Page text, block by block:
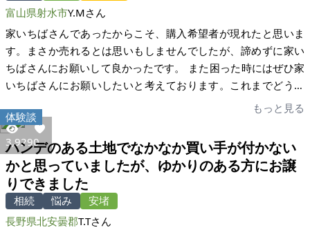
外・田舎物件については、大手の住まいポータルサイトよりも
集客力を感じますし、とても満足しております。実際にサービ
スを利用する事で、「単なるマッチングサイトではない」とい
う事がよくわかりました。親切丁寧、的確なご対応とアドバイ
ス誠にありがとうございました。
富山県射水市Y.Mさん
家いちばさんであったからこそ、購入希望者が現れたと思いま
す。まさか売れるとは思いもしませんでしたが、諦めずに家い
ちばさんにお願いして良かったです。 また困った時にはぜひ家
いちばさんにお願いしたいと考えております。これまでどうも
もっと見る
3,9290
体験談
ハンデのある土地でなかなか買い手が付かない
かと思っていましたが、ゆかりのある方にお譲
りできました
相続 悩み
安堵
長野県北安曇郡T.Tさん